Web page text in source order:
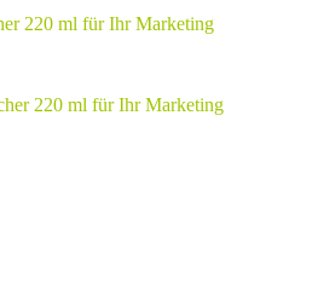
220 ml für Ihr Marketing